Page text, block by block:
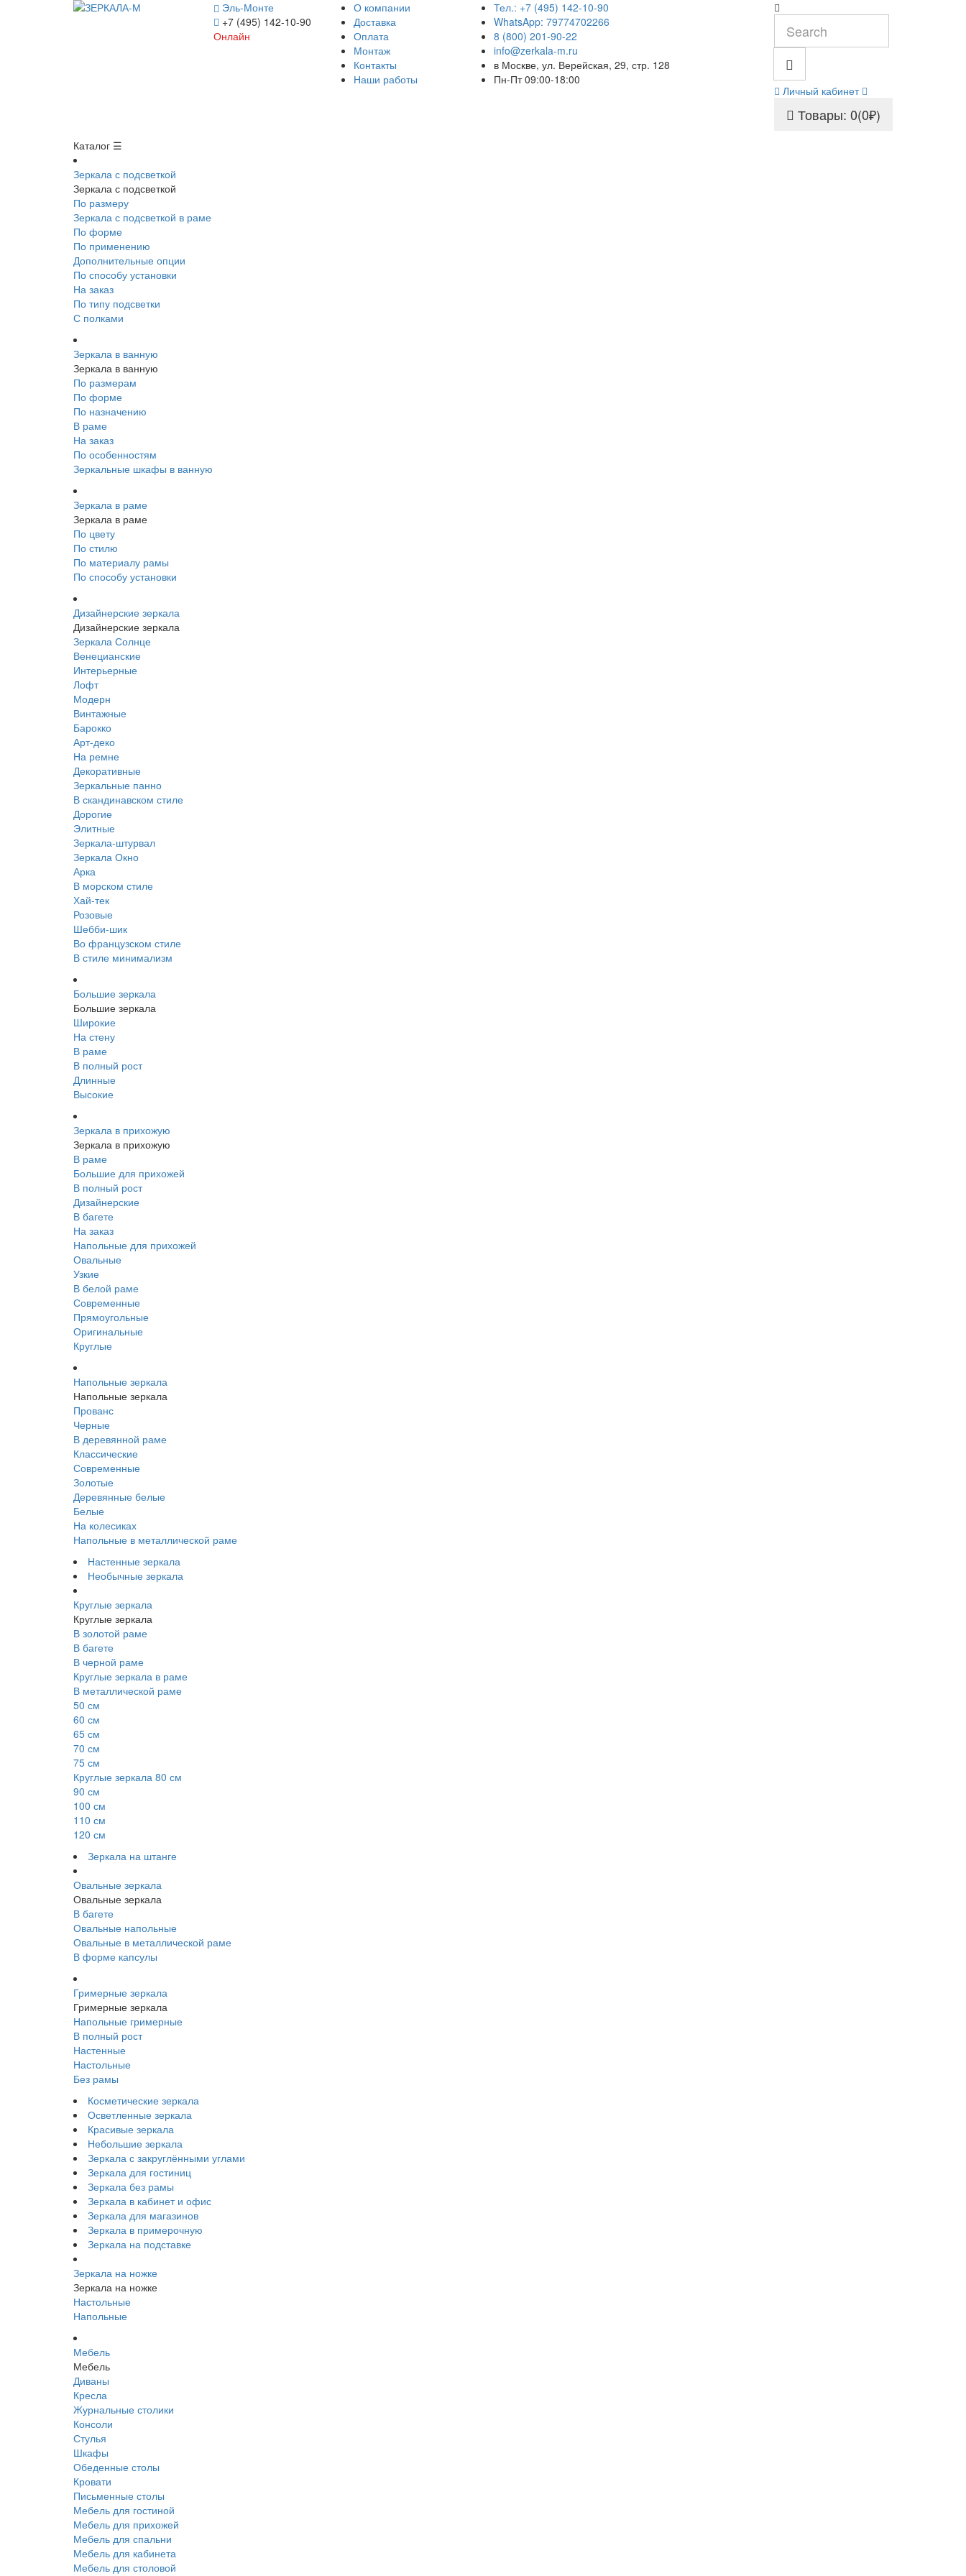
Эль-Монте
+7 (495) 142-10-90
Онлайн
О компании
Доставка
Оплата
Монтаж
Контакты
Наши работы
Тел.: +7 (495) 142-10-90
WhatsApp: 79774702266
8 (800) 201-90-22
info@zerkala-m.ru
в Москве, ул. Верейская, 29, стр. 128
Пн-Пт 09:00-18:00
Личный кабинет
Товары: 0(0₽)
Каталог ☰
Зеркала с подсветкой
Зеркала с подсветкой
По размеру
Зеркала с подсветкой в раме
По форме
По применению
Дополнительные опции
По способу установки
На заказ
По типу подсветки
С полками
Зеркала в ванную
Зеркала в ванную
По размерам
По форме
По назначению
В раме
На заказ
По особенностям
Зеркальные шкафы в ванную
Зеркала в раме
Зеркала в раме
По цвету
По стилю
По материалу рамы
По способу установки
Дизайнерские зеркала
Дизайнерские зеркала
Зеркала Солнце
Венецианские
Интерьерные
Лофт
Модерн
Винтажные
Барокко
Арт-деко
На ремне
Декоративные
Зеркальные панно
В скандинавском стиле
Дорогие
Элитные
Зеркала-штурвал
Зеркала Окно
Арка
В морском стиле
Хай-тек
Розовые
Шебби-шик
Во французском стиле
В стиле минимализм
Большие зеркала
Большие зеркала
Широкие
На стену
В раме
В полный рост
Длинные
Высокие
Зеркала в прихожую
Зеркала в прихожую
В раме
Большие для прихожей
В полный рост
Дизайнерские
В багете
На заказ
Напольные для прихожей
Овальные
Узкие
В белой раме
Современные
Прямоугольные
Оригинальные
Круглые
Напольные зеркала
Напольные зеркала
Прованс
Черные
В деревянной раме
Классические
Современные
Золотые
Деревянные белые
Белые
На колесиках
Напольные в металлической раме
Настенные зеркала
Необычные зеркала
Круглые зеркала
Круглые зеркала
В золотой раме
В багете
В черной раме
Круглые зеркала в раме
В металлической раме
50 см
60 см
65 см
70 см
75 см
Круглые зеркала 80 см
90 см
100 см
110 см
120 см
Зеркала на штанге
Овальные зеркала
Овальные зеркала
В багете
Овальные напольные
Овальные в металлической раме
В форме капсулы
Гримерные зеркала
Гримерные зеркала
Напольные гримерные
В полный рост
Настенные
Настольные
Без рамы
Косметические зеркала
Осветленные зеркала
Красивые зеркала
Небольшие зеркала
Зеркала с закруглёнными углами
Зеркала для гостиниц
Зеркала без рамы
Зеркала в кабинет и офис
Зеркала для магазинов
Зеркала в примерочную
Зеркала на подставке
Зеркала на ножке
Зеркала на ножке
Настольные
Напольные
Мебель
Мебель
Диваны
Кресла
Журнальные столики
Консоли
Стулья
Шкафы
Обеденные столы
Кровати
Письменные столы
Мебель для гостиной
Мебель для прихожей
Мебель для спальни
Мебель для кабинета
Мебель для столовой